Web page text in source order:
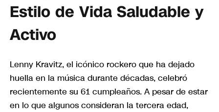
Estilo de Vida Saludable y
Activo
Lenny Kravitz, el icónico rockero que ha dejado
huella en la música durante décadas, celebró
recientemente su 61 cumpleaños. A pesar de estar
en lo que algunos consideran la tercera edad,